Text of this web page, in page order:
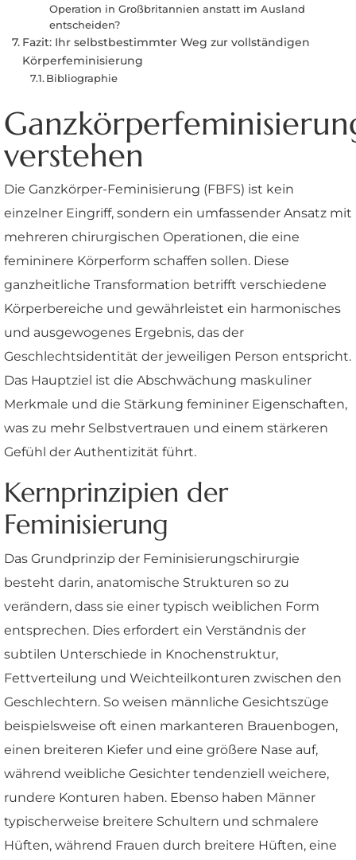
Operation in Großbritannien anstatt im Ausland
entscheiden?
Fazit: Ihr selbstbestimmter Weg zur vollständigen
Körperfeminisierung
Bibliographie
verstehen
Die Ganzkörper-Feminisierung (FBFS) ist kein
einzelner Eingriff, sondern ein umfassender Ansatz mit
mehreren chirurgischen Operationen, die eine
femininere Körperform schaffen sollen. Diese
ganzheitliche Transformation betrifft verschiedene
Körperbereiche und gewährleistet ein harmonisches
und ausgewogenes Ergebnis, das der
Geschlechtsidentität der jeweiligen Person entspricht.
Das Hauptziel ist die Abschwächung maskuliner
Merkmale und die Stärkung femininer Eigenschaften,
was zu mehr Selbstvertrauen und einem stärkeren
Gefühl der Authentizität führt.
Kernprinzipien der
Feminisierung
Das Grundprinzip der Feminisierungschirurgie
besteht darin, anatomische Strukturen so zu
verändern, dass sie einer typisch weiblichen Form
entsprechen. Dies erfordert ein Verständnis der
subtilen Unterschiede in Knochenstruktur,
Fettverteilung und Weichteilkonturen zwischen den
Geschlechtern. So weisen männliche Gesichtszüge
beispielsweise oft einen markanteren Brauenbogen,
einen breiteren Kiefer und eine größere Nase auf,
während weibliche Gesichter tendenziell weichere,
rundere Konturen haben. Ebenso haben Männer
typischerweise breitere Schultern und schmalere
Hüften, während Frauen durch breitere Hüften, eine